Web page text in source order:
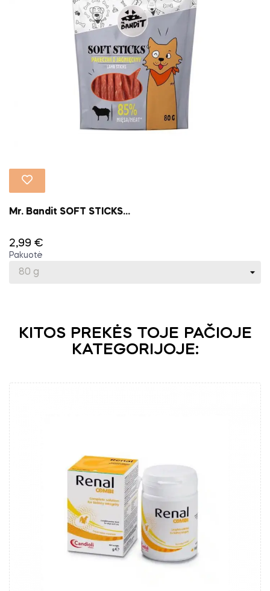
Mr. Bandit SOFT STICKS...
2,99 €
Pakuotė
KITOS PREKĖS TOJE PAČIOJE
KATEGORIJOJE: